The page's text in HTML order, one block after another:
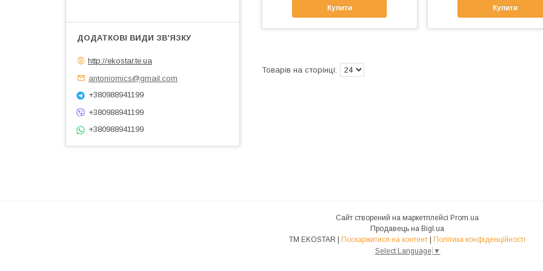
Купити Купити
http://ekostar.te.ua
antoniomics@gmail.com
+380988941199
+380988941199
+380988941199
Сайт створений на маркетплейсі Prom.ua
Продавець на Bigl.ua
Поскаржитися на контент
Політика конфіденційності
Select Language ▼